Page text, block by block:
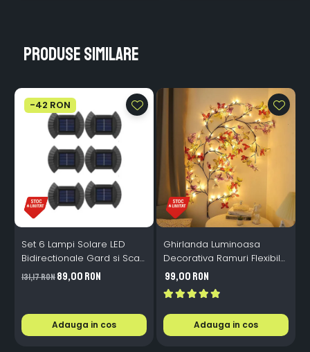
Produse similare
-42 RON
Set 6 Lampi Solare LED
Bidirectionale Gard si Scari
- 200mAh, IP65, Alb Cald,
Senzor Automat
131,17 RON89,00 RON
Adauga in cos
Ghirlanda Luminoasa
Decorativa Ramuri Flexibile
1.6m 72 LED USB
Telecomanda
99,00 RON
Adauga in cos